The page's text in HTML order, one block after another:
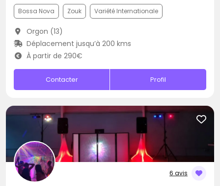
Bossa Nova Zouk Variété Internationale
Orgon (13)
Déplacement jusqu’à 200 kms
À partir de 290€
Contacter Profil
6 avis